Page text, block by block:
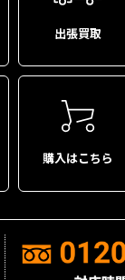
出張買取
購入はこちら